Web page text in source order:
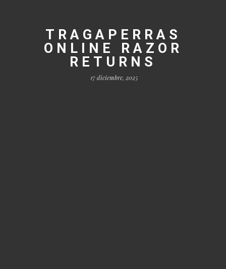
TRAGAPERRAS
ONLINE RAZOR
RETURNS
17 diciembre, 2025